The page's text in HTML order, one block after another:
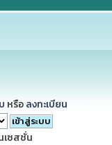
หรือ ลงทะเบียน
เซสชั่น